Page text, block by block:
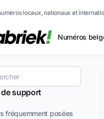
locaux, nationaux et
Numéros
support
fréquemment posées